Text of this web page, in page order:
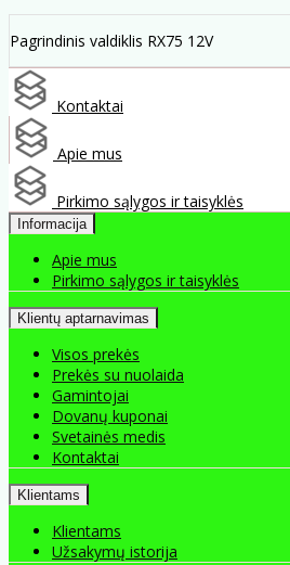
Pagrindinis valdiklis RX75 12V
Kontaktai
Apie mus
Pirkimo sąlygos ir taisyklės
Informacija
Apie mus
Pirkimo sąlygos ir taisyklės
Klientų aptarnavimas
Visos prekės
Prekės su nuolaida
Gamintojai
Dovanų kuponai
Svetainės medis
Kontaktai
Klientams
Klientams
Užsakymų istorija